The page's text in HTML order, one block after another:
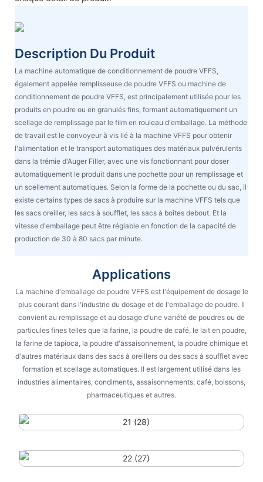
Description Du Produit
La machine automatique de conditionnement de poudre VFFS,
également appelée remplisseuse de poudre VFFS ou machine de
conditionnement de poudre VFFS, est principalement utilisée pour les
produits en poudre ou en granulés fins, formant automatiquement un
scellage de remplissage par le film en rouleau d'emballage. La méthode
de travail est le convoyeur à vis lié à la machine VFFS pour obtenir
l'alimentation et le transport automatiques des matériaux pulvérulents
dans la trémie d'Auger Filler, avec une vis fonctionnant pour doser
automatiquement le produit dans une pochette pour un remplissage et
un scellement automatiques. Selon la forme de la pochette ou du sac, il
existe certains types de sacs à produire sur la machine VFFS tels que
les sacs oreiller, les sacs à soufflet, les sacs à boîtes debout. Et la
vitesse d'emballage peut être réglable en fonction de la capacité de
production de 30 à 80 sacs par minute.
Applications
La machine d'emballage de poudre VFFS est l'équipement de dosage le
plus courant dans l'industrie du dosage et de l'emballage de poudre. Il
convient au remplissage et au dosage d'une variété de poudres ou de
particules fines telles que la farine, la poudre de café, le lait en poudre,
la farine de tapioca, la poudre d'assaisonnement, la poudre chimique et
d'autres matériaux dans des sacs à oreillers ou des sacs à soufflet avec
formation et scellage automatiques. Il est largement utilisé dans les
industries alimentaires, condiments, assaisonnements, café, boissons,
pharmaceutiques et autres.